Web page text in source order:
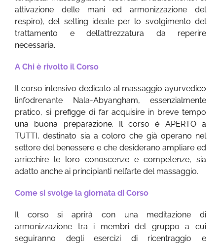
attivazione delle mani ed armonizzazione del
respiro), del setting ideale per lo svolgimento del
trattamento e dell’attrezzatura da reperire
necessaria.
A Chi è rivolto il Corso
Il corso intensivo dedicato al massaggio ayurvedico
linfodrenante Nala-Abyangham, essenzialmente
pratico, si prefigge di far acquisire in breve tempo
una buona preparazione. Il corso è APERTO a
TUTTI, destinato sia a coloro che già operano nel
settore del benessere e che desiderano ampliare ed
arricchire le loro conoscenze e competenze, sia
adatto anche ai principianti nell’arte del massaggio.
Come si svolge la giornata di Corso
Il corso si aprirà con una meditazione di
armonizzazione tra i membri del gruppo a cui
seguiranno degli esercizi di ricentraggio e